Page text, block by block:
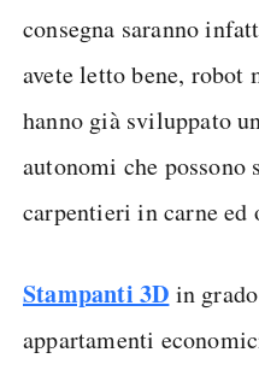
consegna saranno
avete letto bene, robot
hanno già sviluppato
autonomi che
carpentieri in carne ed
Stampanti 3D in
appartamenti